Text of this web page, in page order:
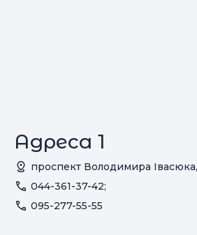
Адреса 1
проспект Володимира Івасюка,
044-361-37-42;
095-277-55-55